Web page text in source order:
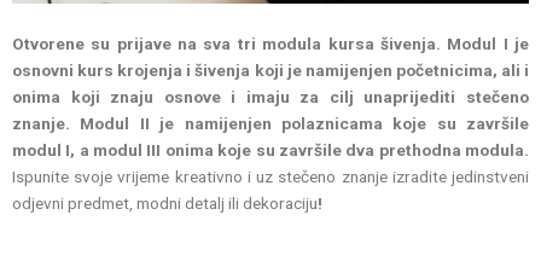
Otvorene su prijave na sva tri modula kursa šivenja. Modul I je
osnovni kurs krojenja i šivenja koji je namijenjen početnicima, ali i
onima koji znaju osnove i imaju za cilj unaprijediti stečeno
znanje. Modul II je namijenjen polaznicama koje su završile
modul I, a modul III onima koje su završile dva prethodna modula.
Ispunite svoje vrijeme kreativno i uz stečeno znanje izradite jedinstveni
odjevni predmet, modni detalj ili dekoraciju!